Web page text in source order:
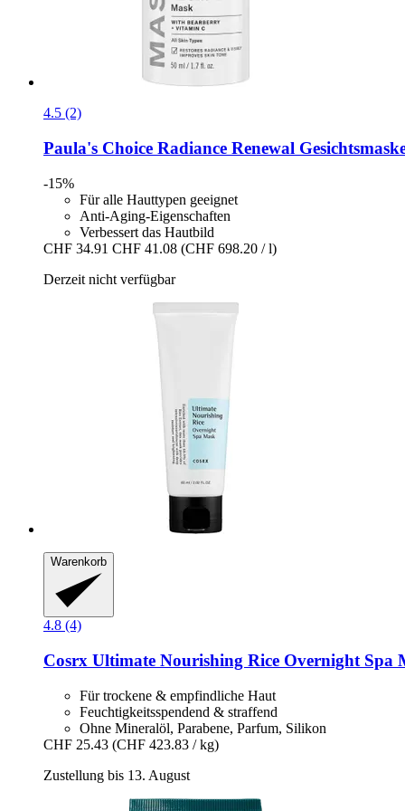
4.5 (2)
Paula's Choice Radiance Renewal
-15%
Für alle Hauttypen geeignet
Anti-Aging-Eigenschaften
Verbessert das Hautbild
CHF 34.91 CHF 41.08 (CHF 698.20 / l)
Derzeit nicht verfügbar
Warenkorb
4.8 (4)
Cosrx Ultimate Nourishing Rice Overnight Spa
Für trockene & empfindliche Haut
Feuchtigkeitsspendend & straffend
Ohne Mineralöl, Parabene, Parfum, Silikon
CHF 25.43 (CHF 423.83 / kg)
Zustellung bis 13. August